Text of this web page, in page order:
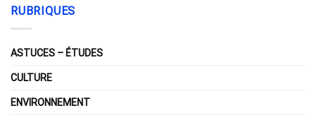
RUBRIQUES
ASTUCES – ÉTUDES
CULTURE
ENVIRONNEMENT